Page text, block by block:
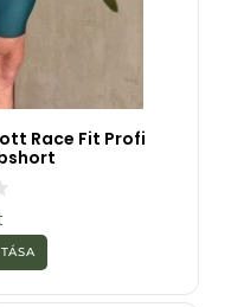
Race Fit Profi